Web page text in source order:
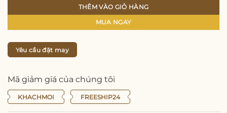
THÊM VÀO GIỎ HÀNG
MUA NGAY
Yêu cầu đặt may
Mã giảm giá của chúng tôi
KHACHMOI FREESHIP24